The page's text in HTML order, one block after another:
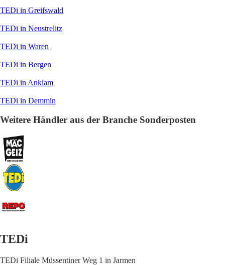
TEDi in Greifswald
TEDi in Neustrelitz
TEDi in Waren
TEDi in Bergen
TEDi in Anklam
TEDi in Demmin
Weitere Händler aus der Branche Sonderposten
TEDi
TEDi Filiale Müssentiner Weg 1 in Jarmen